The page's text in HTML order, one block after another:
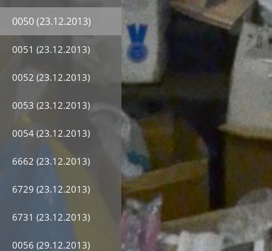
0050 (23.12.2013)
0051 (23.12.2013)
0052 (23.12.2013)
0053 (23.12.2013)
0054 (23.12.2013)
6662 (23.12.2013)
6729 (23.12.2013)
6731 (23.12.2013)
0056 (29.12.2013)